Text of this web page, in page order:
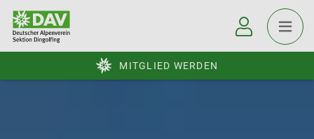
MITGLIED WERDEN